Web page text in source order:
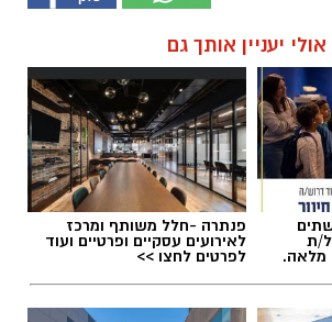
אולי יעניין אותך גם
ת
מלאה.
פנתרה -חלל משותף ומרכז
לאירועים עסקיים ופרטיים ועוד
לפרטים לחצו >>